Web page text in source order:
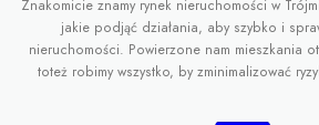
Znakomicie znamy rynek nieruchomości w
jakie podjąć działania, aby szybko i
nieruchomości. Powierzone nam mieszkania
toteż robimy wszystko, by zminimalizować